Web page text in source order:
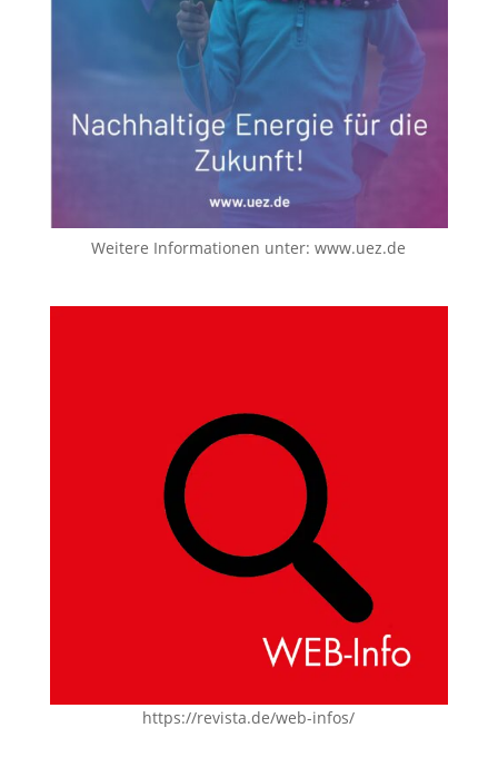
Weitere Informationen unter:www.uez.de
https://revista.de/web-infos/